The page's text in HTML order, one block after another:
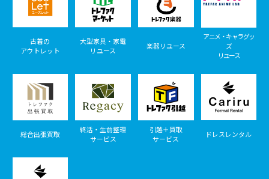
古着の
アウトレット
大型家具・家電
リユース
楽器リユース
アニメ・キャラグッ
ズ
リユース
総合出張買取
終活・生前整理
サービス
引越＋買取
サービス
ドレスレンタル